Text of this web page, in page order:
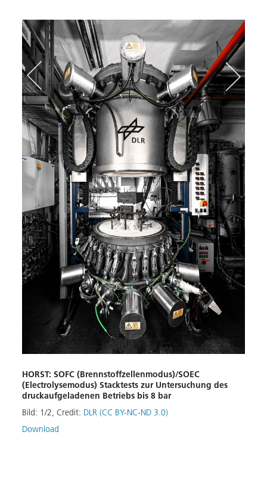
HORST: SOFC (Brennstoffzellenmodus)/SOEC
(Electrolysemodus) Stacktests zur Untersuchung des
druckaufgeladenen Betriebs bis 8 bar
Bild: 1/2, Credit: DLR (CC BY-NC-ND 3.0)
Download